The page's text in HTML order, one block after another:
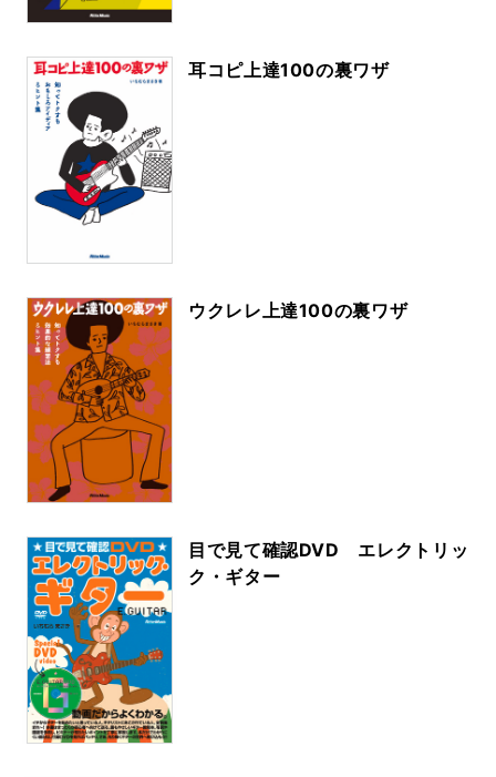
耳コピ上達100の裏ワザ
ウクレレ上達100の裏ワザ
目で見て確認DVD エレクトリッ
ク・ギター